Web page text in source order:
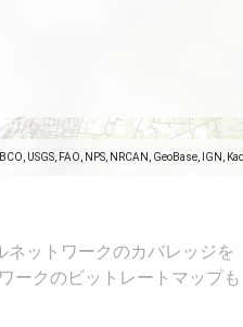
USGS, FAO, NPS, NRCAN, GeoBase,
ネットワークのカバレッジを
ークのビットレートマップも